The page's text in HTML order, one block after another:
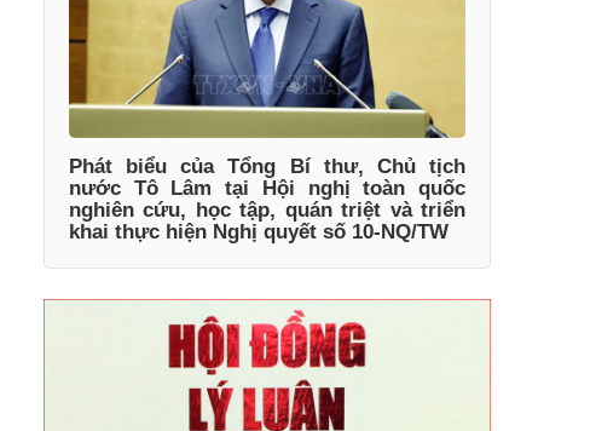
Phát biểu của Tổng Bí thư, Chủ tịch
nước Tô Lâm tại Hội nghị toàn quốc
nghiên cứu, học tập, quán triệt và triển
khai thực hiện Nghị quyết số 10-NQ/TW